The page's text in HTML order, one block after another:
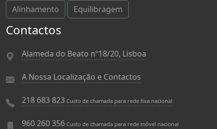
Alinhamento Equilibragem
Contactos
Alameda do Beato nº18/20, Lisboa
A Nossa Localização e Contactos
218 683 823 Custo de chamada para rede fixa nacional
960 260 356 Custo de chamada para rede móvel nacional